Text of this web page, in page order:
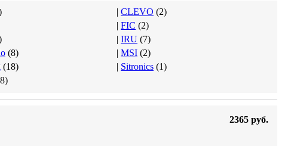
| CLEVO (2)
| FIC (2)
| IRU (7)
(8) | MSI (2)
(18) | Sitronics (1)
8)
2365 руб.